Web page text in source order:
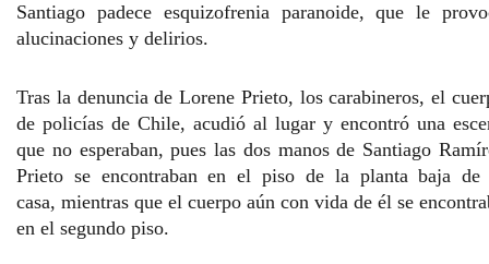
Santiago padece esquizofrenia paranoide, que le
alucinaciones y delirios.
Tras la denuncia deLorene Prieto, los carabineros, el
de policías de Chile, acudió al lugar y encontró una
que no esperaban, pues las dos manosde Santiago
Prieto se encontraban en el piso de la planta baja de
casa, mientras que el cuerpo aún con vida de él se
en el segundo piso.